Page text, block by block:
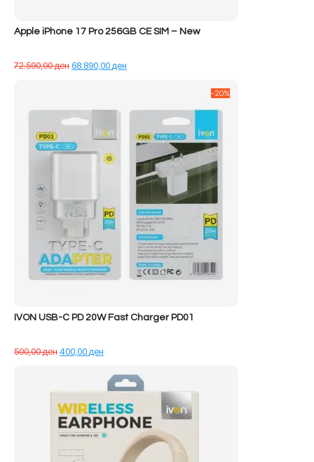
Apple iPhone 17 Pro 256GB CE SIM – New
72.590,00денÇmimi
68.890,00ден
68.890,00 ден.
IVON USB-C PD 20W Fast Charger PD01
500,00денÇmimi
400,00ден
tanishëm
është:
-20%